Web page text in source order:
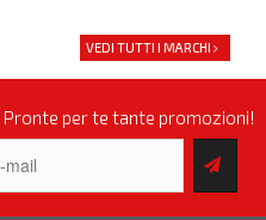
VEDI TUTTI I MARCHI
per te tante promozioni!